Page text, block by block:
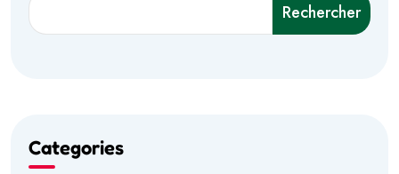
Rechercher
Categories